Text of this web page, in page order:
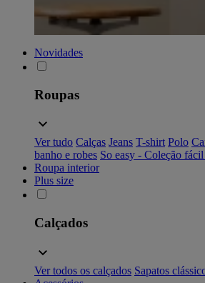
Novidades
Roupas
Ver tudo Calças Jeans T-shirt Polo
banho e robes So easy - Coleção
Roupa interior
Plus size
Calçados
Ver todos os calçados Sapatos